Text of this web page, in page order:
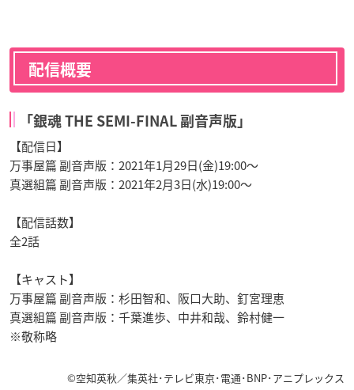
配信概要
「銀魂 THE SEMI-FINAL 副音声版」
【配信日】
万事屋篇 副音声版：2021年1月29日(金)19:00～
真選組篇 副音声版：2021年2月3日(水)19:00～
【配信話数】
全2話
【キャスト】
万事屋篇 副音声版：杉田智和、阪口大助、釘宮理恵
真選組篇 副音声版：千葉進歩、中井和哉、鈴村健一
※敬称略
©空知英秋／集英社･テレビ東京･電通･BNP･アニプレックス